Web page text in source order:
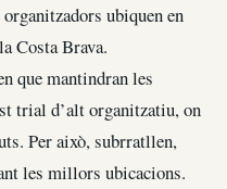
ubiquen en
Costa Brava.
que mantindran les
trial d’alt organitzatiu, on
Per això, subrratllen,
les millors ubicacions.